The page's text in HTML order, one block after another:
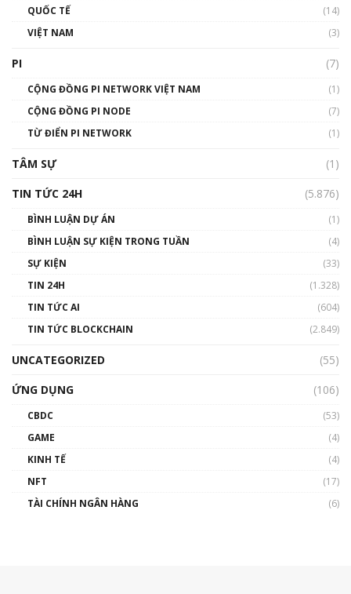
Talkshow 14: MemeCoin – Trò đùa tỷ đô
01:29:26
QUỐC TẾ
(14)
VIỆT NAM
(3)
PI (7)
CỘNG ĐỒNG PI NETWORK VIỆT NAM
(1)
CỘNG ĐỒNG PI NODE
(7)
TỪ ĐIỂN PI NETWORK
(1)
TÂM SỰ
(1)
TIN TỨC 24H
(5.876)
BÌNH LUẬN DỰ ÁN
(1)
BÌNH LUẬN SỰ KIỆN TRONG TUẦN
(4)
SỰ KIỆN
(33)
TIN 24H
(1.328)
TIN TỨC AI
(604)
TIN TỨC BLOCKCHAIN
(2.849)
UNCATEGORIZED
(55)
ỨNG DỤNG
(106)
CBDC
(53)
GAME
(4)
KINH TẾ
(4)
NFT
(17)
TÀI CHÍNH NGÂN HÀNG
(6)